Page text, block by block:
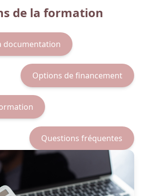
de la formation
documentation
Options de financement
Questions fréquentes